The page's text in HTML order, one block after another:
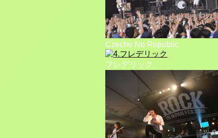
Czecho No Republic
フレデリック